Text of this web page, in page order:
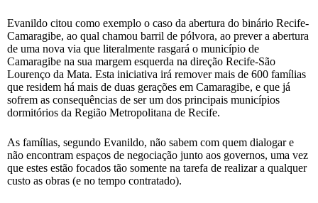
Evanildo citou como exemplo o caso da abertura do binário Recife-
Camaragibe, ao qual chamou barril de pólvora, ao prever a abertura
de uma nova via que literalmente rasgará o município de
Camaragibe na sua margem esquerda na direção Recife-São
Lourenço da Mata. Esta iniciativa irá remover mais de 600 famílias
que residem há mais de duas gerações em Camaragibe, e que já
sofrem as consequências de ser um dos principais municípios
dormitórios da Região Metropolitana de Recife.
As famílias, segundo Evanildo, não sabem com quem dialogar e
não encontram espaços de negociação junto aos governos, uma vez
que estes estão focados tão somente na tarefa de realizar a qualquer
custo as obras (e no tempo contratado).